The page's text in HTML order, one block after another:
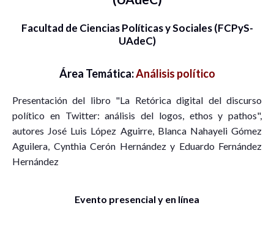
Facultad de Ciencias Políticas y Sociales (FCPyS-
UAdeC)
Área Temática:Análisis político
Presentación del libro "La Retórica digital del discurso
político en Twitter: análisis del logos, ethos y pathos",
autores José Luis López Aguirre, Blanca Nahayeli Gómez
Aguilera, Cynthia Cerón Hernández y Eduardo Fernández
Hernández
Evento presencial y en línea